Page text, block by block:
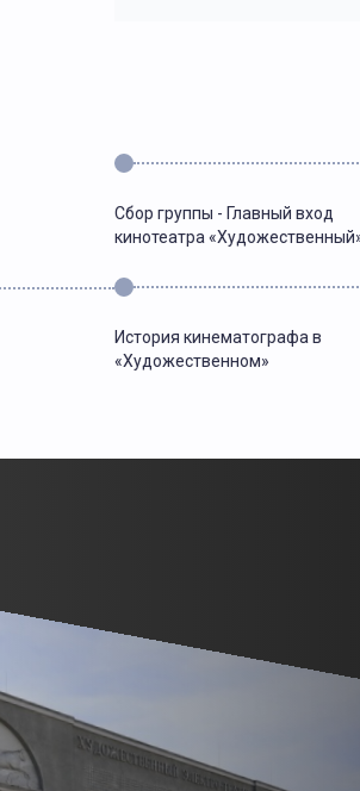
Сбор группы - Главный вход
кинотеатра
История кинематографа в
«Художественном»